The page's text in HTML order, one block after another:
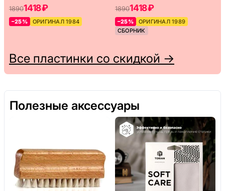
18901418 ₽
–25% ОРИГИНАЛ 1984
18901418 ₽
–25%
ОРИГИНАЛ 1989
СБОРНИК
Все пластинки со скидкой →
Полезные аксессуары